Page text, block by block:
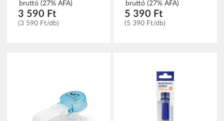
bruttó (27% ÁFA)
3 590 Ft
(3 590 Ft/db)
bruttó (27% ÁFA)
5 390 Ft
(5 390 Ft/db)